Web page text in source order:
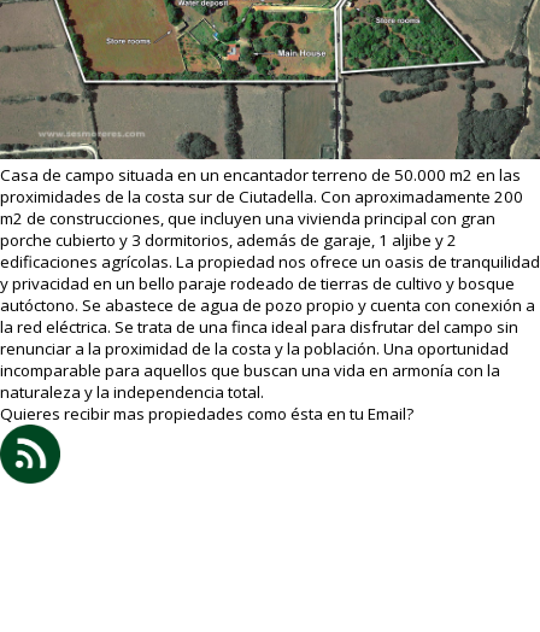
Casa de campo situada en un encantador terreno de 50.000 m2 en las
proximidades de la costa sur de Ciutadella. Con aproximadamente 200
m2 de construcciones, que incluyen una vivienda principal con gran
porche cubierto y 3 dormitorios, además de garaje, 1 aljibe y 2
edificaciones agrícolas. La propiedad nos ofrece un oasis de tranquilidad
y privacidad en un bello paraje rodeado de tierras de cultivo y bosque
autóctono. Se abastece de agua de pozo propio y cuenta con conexión a
la red eléctrica. Se trata de una finca ideal para disfrutar del campo sin
renunciar a la proximidad de la costa y la población. Una oportunidad
incomparable para aquellos que buscan una vida en armonía con la
naturaleza y la independencia total.
Quieres recibir mas propiedades como ésta en tu Email?